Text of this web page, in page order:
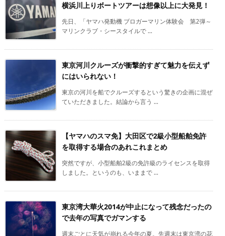
横浜川上りボートツアーは想像以上に大発見！
先日、「ヤマハ発動機 ブロガーマリン体験会 第2弾～
マリンクラブ・シースタイルで ...
東京河川クルーズが衝撃的すぎて魅力を伝えず
にはいられない！
東京の河川を船でクルーズするという驚きの企画に混ぜ
ていただきました。結論から言う ...
【ヤマハのスマ免】大田区で2級小型船舶免許
を取得する場合のあれこれまとめ
突然ですが、小型船舶2級の免許級のライセンスを取得
しました。というのも、いままで ...
東京湾大華火2014が中止になって残念だったの
で去年の写真でガマンする
週末ごとに天気が崩れる今年の夏。先週末は東京湾の花